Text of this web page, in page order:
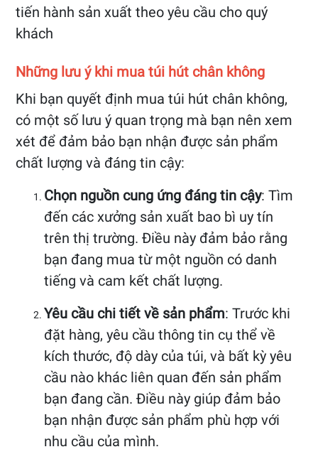
tiến hành sản xuất theo yêu cầu cho quý
khách
Những lưu ý khi mua túi hút chân không
Khi bạn quyết định mua túi hút chân không,
có một số lưu ý quan trọng mà bạn nên xem
xét để đảm bảo bạn nhận được sản phẩm
chất lượng và đáng tin cậy:
Chọn nguồn cung ứng đáng tin cậy: Tìm
đến các xưởng sản xuất bao bì uy tín
trên thị trường. Điều này đảm bảo rằng
bạn đang mua từ một nguồn có danh
tiếng và cam kết chất lượng.
Yêu cầu chi tiết về sản phẩm: Trước khi
đặt hàng, yêu cầu thông tin cụ thể về
kích thước, độ dày của túi, và bất kỳ yêu
cầu nào khác liên quan đến sản phẩm
bạn đang cần. Điều này giúp đảm bảo
bạn nhận được sản phẩm phù hợp với
nhu cầu của mình.